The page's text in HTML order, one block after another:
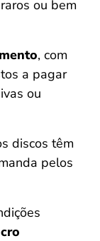
ou bem
, com
a pagar
ou
discos têm
pelos